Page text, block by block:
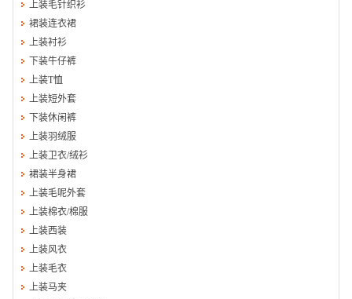
上装毛针织衫
裙装连衣裙
上装衬衫
下装牛仔裤
上装T恤
上装短外套
下装休闲裤
上装羽绒服
上装卫衣/绒衫
裙装半身裙
上装毛呢外套
上装棉衣/棉服
上装西装
上装风衣
上装毛衣
上装马夹